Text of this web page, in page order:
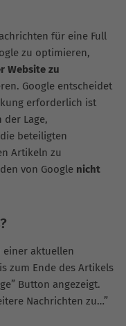
für eine Full
zu optimieren,
Website zu
Google entscheidet
erforderlich ist
der Lage,
beteiligten
Artikeln zu
von Google nicht
einer aktuellen
zum Ende des Artikels
Button angezeigt.
Nachrichten zu…”